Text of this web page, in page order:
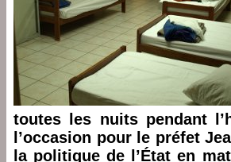
toutes les nuits pendant
l’occasion pour le préfet
la politique de l’État en